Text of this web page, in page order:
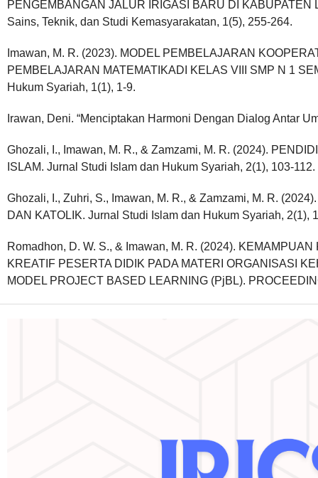
PENGEMBANGAN JALUR IRIGASI BARU DI KABUPATEN
Sains, Teknik, dan Studi Kemasyarakatan, 1(5), 255-264.
Imawan, M. R. (2023). MODEL PEMBELAJARAN
PEMBELAJARAN MATEMATIKADI KELAS VIII SMP N 1
Hukum Syariah, 1(1), 1-9.
Irawan, Deni. “Menciptakan Harmoni Dengan Dialog Antar
Ghozali, I., Imawan, M. R., & Zamzami, M. R. (2024).
ISLAM. Jurnal Studi Islam dan Hukum Syariah, 2(1), 103-112.
Ghozali, I., Zuhri, S., Imawan, M. R., & Zamzami, M. R.
DAN KATOLIK. Jurnal Studi Islam dan Hukum Syariah, 2(1),
Romadhon, D. W. S., & Imawan, M. R. (2024).
KREATIF PESERTA DIDIK PADA MATERI ORGANISASI
MODEL PROJECT BASED LEARNING (PjBL).